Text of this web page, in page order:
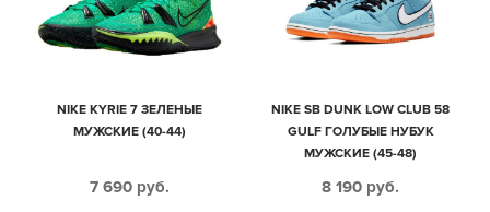
NIKE KYRIE 7 ЗЕЛЕНЫЕ
МУЖСКИЕ (40-44)
7 690 руб.
NIKE SB DUNK LOW CLUB 58
GULF ГОЛУБЫЕ НУБУК
МУЖСКИЕ (45-48)
8 190 руб.